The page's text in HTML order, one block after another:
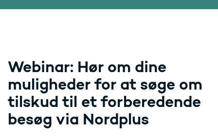
Webinar: Hør om dine
muligheder for at søge om
tilskud til et forberedende
besøg via Nordplus